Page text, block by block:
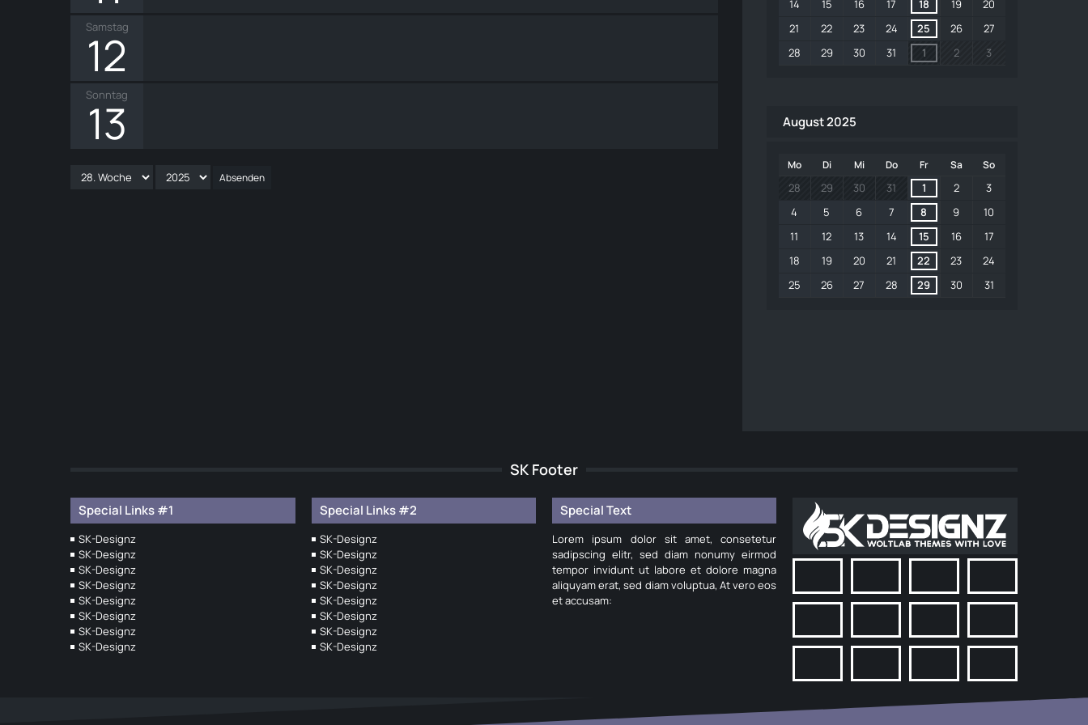
Samstag
12
Sonntag
13
Absenden
14 15 16 17 18 19
20
21
22 23 24 25 26
27
28
29 30 31 1 2 3
August 2025
Mo Di Mi Do Fr Sa So
28 29 30 31 1 2
3
4
5 6 7 8 9
10
11
12 13 14 15 16
17
18
19 20 21 22 23
24
25
26 27 28 29 30 31
SK Footer
Special Links #1
SK-Designz
SK-Designz
SK-Designz
SK-Designz
SK-Designz
SK-Designz
SK-Designz
SK-Designz
Special Links #2
SK-Designz
SK-Designz
SK-Designz
SK-Designz
SK-Designz
SK-Designz
SK-Designz
SK-Designz
Special Text
Lorem ipsum dolor sit amet, consetetur
sadipscing elitr, sed diam nonumy eirmod
tempor invidunt ut labore et dolore magna
aliquyam erat, sed diam voluptua, At vero eos
et accusam: